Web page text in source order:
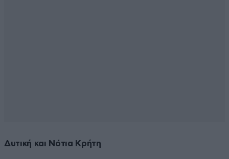
Δυτική και Νότια Κρήτη